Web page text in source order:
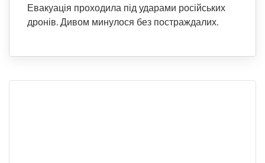
Евакуація проходила під ударами російських
дронів. Дивом минулося без постраждалих.